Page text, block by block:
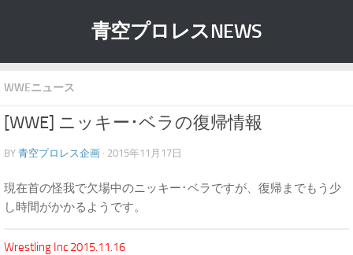
青空プロレスNEWS
WWEニュース
[WWE] ニッキー･ベラの復帰情報
BY 青空プロレス企画 · 2015年11月17日
現在首の怪我で欠場中のニッキー･ベラですが、復帰までもう少
し時間がかかるようです。
Wrestling Inc 2015.11.16